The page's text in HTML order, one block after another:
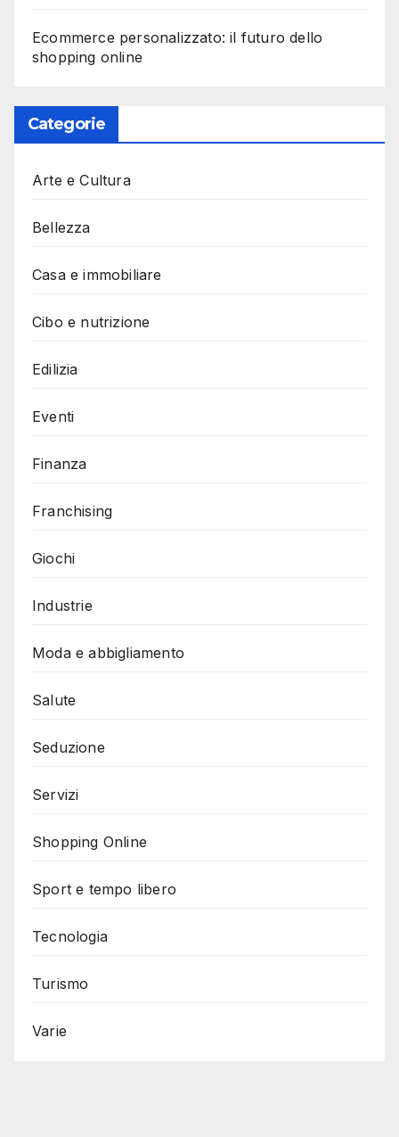
Ecommerce personalizzato: il futuro dello
shopping online
Categorie
Arte e Cultura
Bellezza
Casa e immobiliare
Cibo e nutrizione
Edilizia
Eventi
Finanza
Franchising
Giochi
Industrie
Moda e abbigliamento
Salute
Seduzione
Servizi
Shopping Online
Sport e tempo libero
Tecnologia
Turismo
Varie